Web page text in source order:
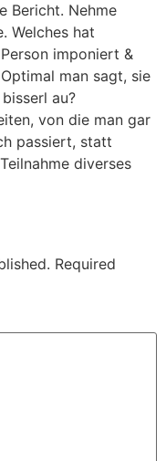
Bericht. Nehme
Welches hat
imponiert &
man sagt, sie
au?
von die man gar
passiert, statt
diverses
Required